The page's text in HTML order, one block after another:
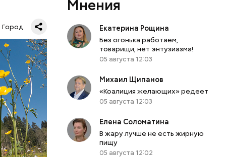
Город
Мнения
Екатерина Рощина
Без огонька работаем,
товарищи, нет энтузиазма!
05 августа 12:03
Михаил Щипанов
«Коалиция желающих» редеет
05 августа 12:03
Елена Соломатина
В жару лучше не есть жирную
пищу
05 августа 12:02